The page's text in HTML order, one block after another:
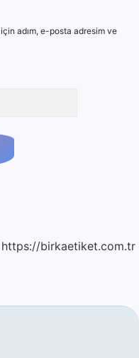
adım, e-posta adresim ve
https://birkaetiket.com.tr